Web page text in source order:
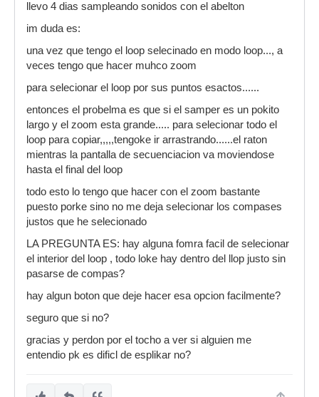
llevo 4 dias sampleando sonidos con el abelton
im duda es:
una vez que tengo el loop selecinado en modo loop..., a
veces tengo que hacer muhco zoom
para selecionar el loop por sus puntos esactos......
entonces el probelma es que si el samper es un pokito
largo y el zoom esta grande..... para selecionar todo el
loop para copiar,,,,,tengoke ir arrastrando......el raton
mientras la pantalla de secuenciacion va moviendose
hasta el final del loop
todo esto lo tengo que hacer con el zoom bastante
puesto porke sino no me deja selecionar los compases
justos que he selecionado
LA PREGUNTA ES: hay alguna fomra facil de selecionar
el interior del loop , todo loke hay dentro del llop justo sin
pasarse de compas?
hay algun boton que deje hacer esa opcion facilmente?
seguro que si no?
gracias y perdon por el tocho a ver si alguien me
entendio pk es dificl de esplikar no?